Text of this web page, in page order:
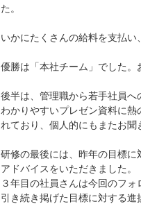
た。
いかにたくさんの給料を支払い
優勝は「本社チーム」でした。
後半は、管理職から若手社員へ
わかりやすいプレゼン資料に
れており、個人的にもまたお聞
研修の最後には、昨年の目標
アドバイスをいただきました。
３年目の社員さんは今回のフォ
引き続き掲げた目標に対する進